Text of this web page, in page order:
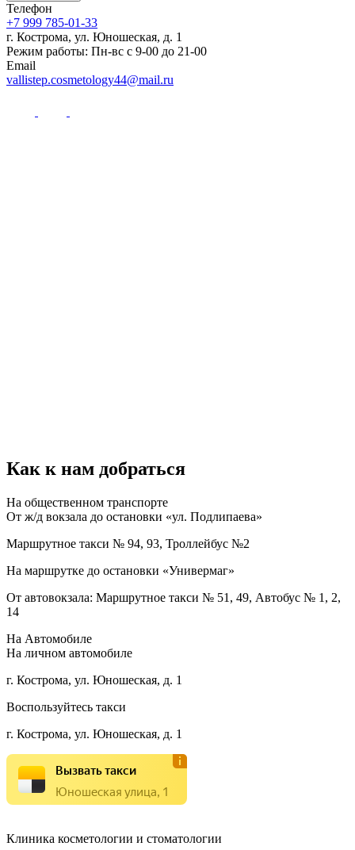
Телефон
+7 999 785-01-33
г. Кострома, ул. Юношеская, д. 1
Режим работы: Пн-вс с 9-00 до 21-00
Email
vallistep.cosmetology44@mail.ru
Как к нам добраться
На общественном транспорте
От ж/д вокзала до остановки «ул. Подлипаева»
Маршрутное такси № 94, 93, Троллейбус №2
На маршрутке до остановки «Универмаг»
От автовокзала: Маршрутное такси № 51, 49, Автобус № 1, 2,
14
На Автомобиле
На личном автомобиле
г. Кострома, ул. Юношеская, д. 1
Воспользуйтесь такси
г. Кострома, ул. Юношеская, д. 1
Вызвать такси
Юношеская улица, 1
Клиника косметологии и стоматологии